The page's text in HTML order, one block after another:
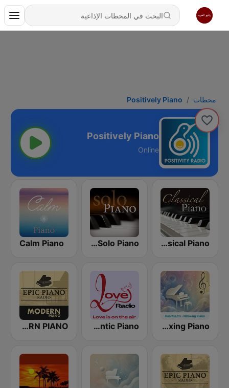
محطات Positively Piano
Positively Piano
Online
CalmRadio.com - Classical Piano
CalmRadio.com - Solo Piano
Calm Piano
hearMe.FM Relaxing Piano
Love Radio - Romantic Piano
Epic Piano - MODERN PIANO